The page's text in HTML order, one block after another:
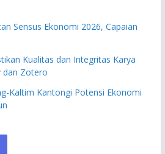
Sensus Ekonomi 2026, Capaian
Kualitas dan Integritas Karya
dan Zotero
Kaltim Kantongi Potensi Ekonomi